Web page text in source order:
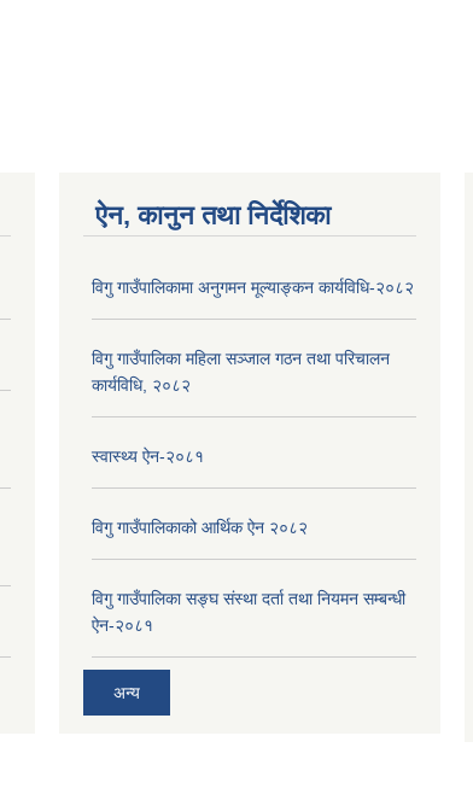
ऐन, कानुन तथा निर्देशिका
विगु गाउँपालिकामा अनुगमन मूल्याङ्कन कार्यविधि-२०८२
विगु गाउँपालिका महिला सञ्जाल गठन तथा परिचालन
कार्यविधि, २०८२
स्वास्थ्य ऐन-२०८१
विगु गाउँपालिकाको आर्थिक ऐन २०८२
विगु गाउँपालिका सङ्घ संस्था दर्ता तथा नियमन सम्बन्धी
ऐन-२०८१
अन्य